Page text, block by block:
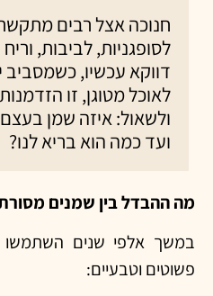
חנוכה אצל רבים
לסופגניות, לביבות,
דווקא עכשיו, כשמסביב
לאוכל מטוגן, זו
ולשאול: איזה שמן
ועד כמה הוא בריא לנו?
מה ההבדל בין שמנים
במשך אלפי שנים השתמשו
פשוטים וטבעיים: